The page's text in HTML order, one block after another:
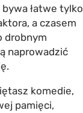
łatwe tylko
a czasem
drobnym
naprowadzić
komedie,
pamięci,